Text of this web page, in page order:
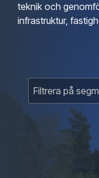
teknik och
infrastruktur,